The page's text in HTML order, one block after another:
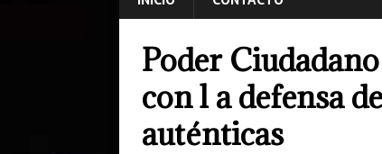
Poder
con l a defensa
auténticas